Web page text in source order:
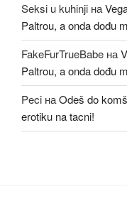
Seksi u kuhinji на
Paltrou, a onda dođu
FakeFurTrueBabe на
Paltrou, a onda dođu
Peci наOdeš do
erotiku na tacni!